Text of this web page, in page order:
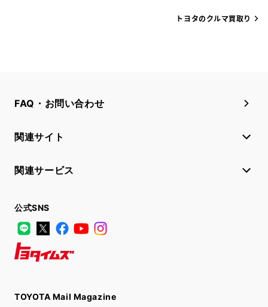
トヨタのクルマ買取り
FAQ・お問い合わせ
関連サイト
関連サービス
公式SNS
LINE
X FacebookYouTube
TOYOTA Mail Magazine